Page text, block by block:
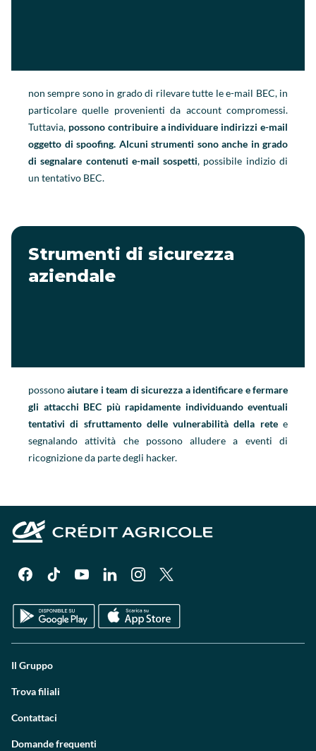
non sempre sono in grado di rilevare tutte le e-mail BEC, in
particolare quelle provenienti da account compromessi.
Tuttavia, possono contribuire a individuare indirizzi e-mail
oggetto di spoofing. Alcuni strumenti sono anche in grado
di segnalare contenuti e-mail sospetti, possibile indizio di
un tentativo BEC.
Strumenti di sicurezza
aziendale
possonoaiutare i team di sicurezza a identificare e fermare
gli attacchi BEC più rapidamente individuando eventuali
tentativi di sfruttamento delle vulnerabilità della retee
segnalando attività che possono alludere a eventi di
ricognizione da parte degli hacker.
Il Gruppo
Trova filiali
Contattaci
Domande frequenti